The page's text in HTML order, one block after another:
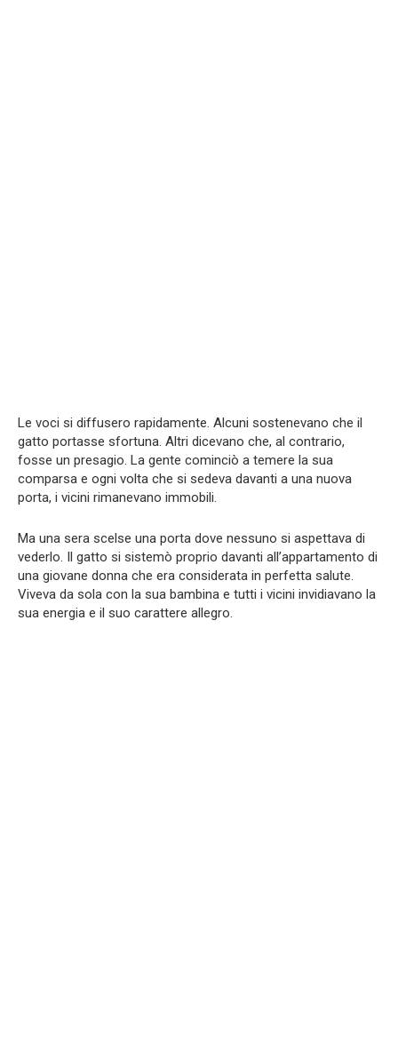
Le voci si diffusero rapidamente. Alcuni sostenevano che il
gatto portasse sfortuna. Altri dicevano che, al contrario,
fosse un presagio. La gente cominciò a temere la sua
comparsa e ogni volta che si sedeva davanti a una nuova
porta, i vicini rimanevano immobili.
Ma una sera scelse una porta dove nessuno si aspettava di
vederlo. Il gatto si sistemò proprio davanti all’appartamento di
una giovane donna che era considerata in perfetta salute.
Viveva da sola con la sua bambina e tutti i vicini invidiavano la
sua energia e il suo carattere allegro.